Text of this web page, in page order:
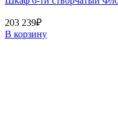
203 239₽
В корзину